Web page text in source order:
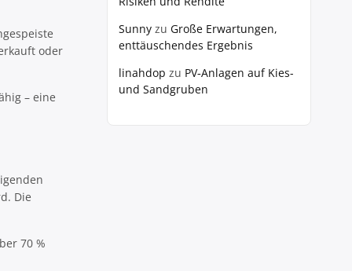
oder
– eine
Die
70 %
Sunny zu Große Erwartungen,
enttäuschendes Ergebnis
linahdop zu PV‑Anlagen auf Kies-
und Sandgruben